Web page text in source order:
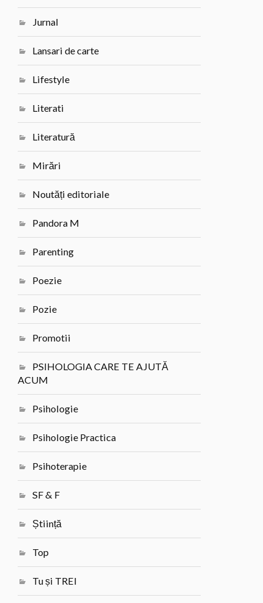
Jurnal
Lansari de carte
Lifestyle
Literati
Literatură
Mirări
Noutăți editoriale
Pandora M
Parenting
Poezie
Pozie
Promotii
PSIHOLOGIA CARE TE AJUTĂ
ACUM
Psihologie
Psihologie Practica
Psihoterapie
SF & F
Știință
Top
Tu și TREI